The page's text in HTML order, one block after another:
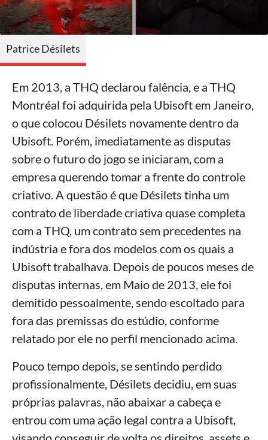
Patrice Désilets
Em 2013, a THQ declarou falência, e a THQ
Montréal foi adquirida pela Ubisoft em Janeiro,
o que colocou Désilets novamente dentro da
Ubisoft. Porém, imediatamente as disputas
sobre o futuro do jogo se iniciaram, com a
empresa querendo tomar a frente do controle
criativo. A questão é que Désilets tinha um
contrato de liberdade criativa quase completa
com a THQ, um contrato sem precedentes na
indústria e fora dos modelos com os quais a
Ubisoft trabalhava. Depois de poucos meses de
disputas internas, em Maio de 2013, ele foi
demitido pessoalmente, sendo escoltado para
fora das premissas do estúdio, conforme
relatado por ele no perfil mencionado acima.
Pouco tempo depois, se sentindo perdido
profissionalmente, Désilets decidiu, em suas
próprias palavras, não abaixar a cabeça e
entrou com uma ação legal contra a Ubisoft,